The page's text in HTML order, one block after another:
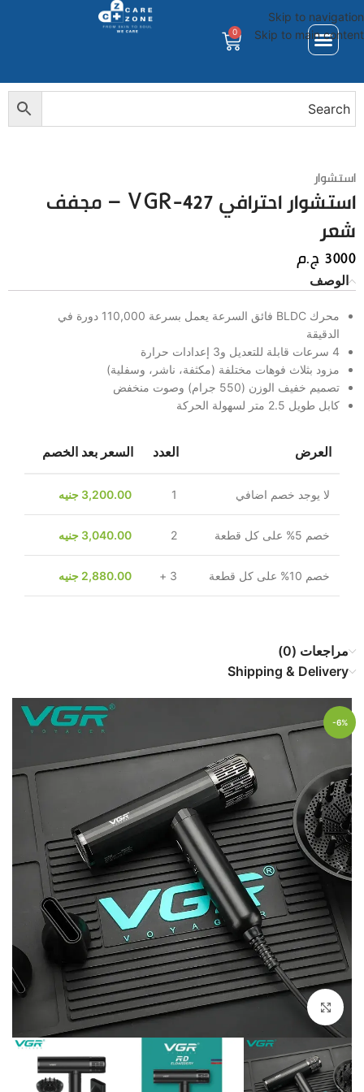
Skip to navigation
Skip to main content
0
استشوار
استشوار احترافي VGR-427 – مجفف
شعر
3000ج.م
الوصف
محرك BLDC فائق السرعة يعمل بسرعة 110,000 دورة في
الدقيقة
4 سرعات قابلة للتعديل و3 إعدادات حرارة
مزود بثلاث فوهات مختلفة (مكثفة، ناشر، وسفلية)
تصميم خفيف الوزن (550 جرام) وصوت منخفض
كابل طويل 2.5 متر لسهولة الحركة
العرض العدد السعر بعد الخصم
لا يوجد خصم اضافي 1
3,200.00 جنيه
خصم 5% على كل قطعة 2
3,040.00 جنيه
خصم 10% على كل قطعة 3 +
2,880.00 جنيه
مراجعات (0)
Shipping & Delivery
-6%
Click to enlarge